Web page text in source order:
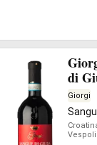
di
Giorgi